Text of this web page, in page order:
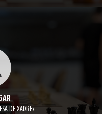
DE XADREZ